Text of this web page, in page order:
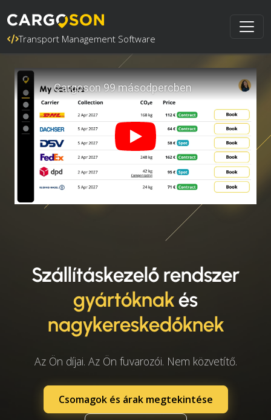
Transport Management Software
Szállításkezelő rendszer
gyártóknakés
nagykereskedőknek
Az Ön díjai. Az Ön fuvarozói. Nem közvetítő.
Csomagok és árak megtekintése